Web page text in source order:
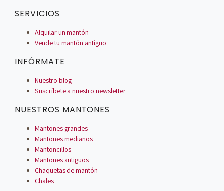
SERVICIOS
Alquilar un mantón
Vende tu mantón antiguo
INFÓRMATE
Nuestro blog
Suscríbete a nuestro newsletter
NUESTROS MANTONES
Mantones grandes
Mantones medianos
Mantoncillos
Mantones antiguos
Chaquetas de mantón
Chales